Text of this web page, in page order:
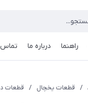
راهنما درباره ما تماس
/ قطعات یخچال / قطعات